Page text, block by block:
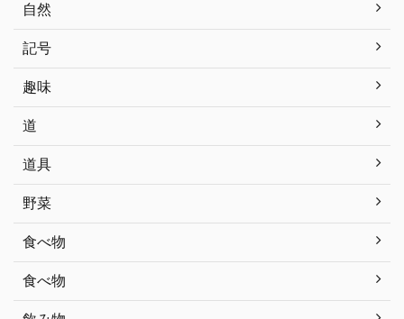
自然
記号
趣味
道
道具
野菜
食べ物
食べ物